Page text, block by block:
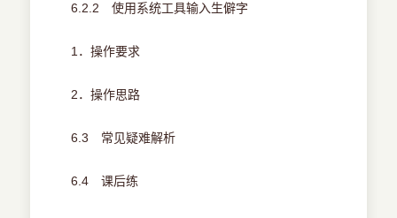
6.2.2 使用系统工具输入生僻字
1．操作要求
2．操作思路
6.3 常见疑难解析
6.4 课后练